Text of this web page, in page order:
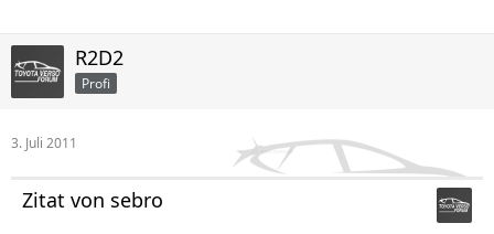
R2D2
Profi
3. Juli 2011
Zitat von sebro